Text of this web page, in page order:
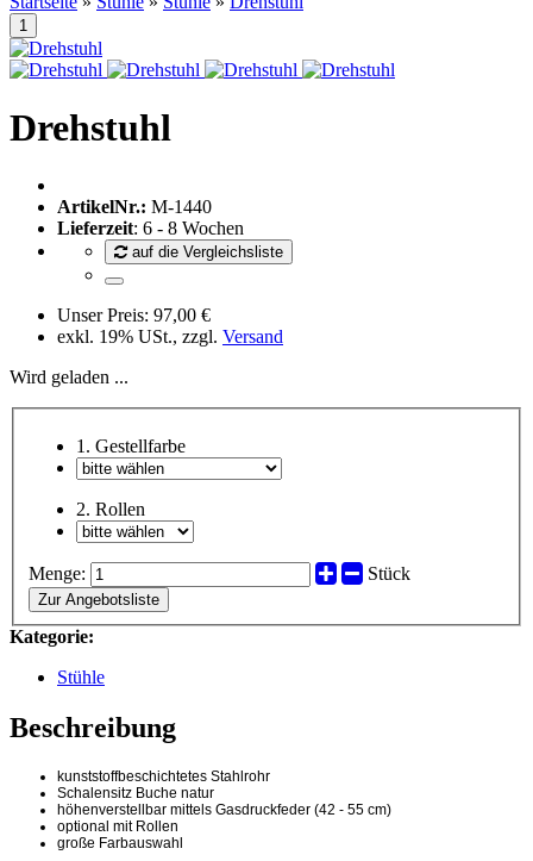
Drehstuhl
ArtikelNr.: M-1440
Lieferzeit: 6 - 8 Wochen
auf die Vergleichsliste
Unser Preis: 97,00 €
exkl. 19% USt., zzgl. Versand
Wird geladen ...
1. Gestellfarbe
2. Rollen
Menge: Stück
Zur Angebotsliste
Kategorie:
Stühle
Beschreibung
kunststoffbeschichtetes Stahlrohr
Schalensitz Buche natur
höhenverstellbar mittels Gasdruckfeder (42 - 55 cm)
optional mit Rollen
große Farbauswahl